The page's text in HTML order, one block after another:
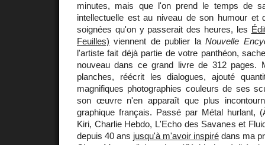
minutes, mais que l'on prend le temps de
intellectuelle est au niveau de son humour et
soignées qu'on y passerait des heures, les
Feuilles) viennent de publier laNouvelle
l'artiste fait déjà partie de votre panthéon,
nouveau dans ce grand livre de 312 pages.
planches, réécrit les dialogues, ajouté
magnifiques photographies couleurs de ses
son œuvre n'en apparaît que plus
graphique français. Passé par Métal hurlant,
Kiri, Charlie Hebdo, L'Echo des Savanes et
depuis 40 ans jusqu'à m'avoir inspiré dans ma